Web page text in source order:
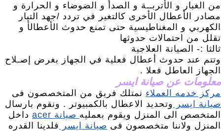
من الغبار و الأتربــة و الصدأ و الضوضاء و الحرارة و
مصادر الأعطال الأخرى كالتغير في تردد /جهد التيار
الكهربي و المغناطيسية حتى تمنع حدوث الأعطالأ و
تقلل من احتمالات حدوثها
ثالثا :- الصيانة العلاجية
وتتم عند حدوث أعطال فعلية في الجهاز بغرض إصـلاح
الجهاز العاطل فعلا .
معلومات عن صيانة ايسر
مركز خدمه العملاء نمتلك فريق من المتخصصون فى
صيانة ايسر وتحديد الاعطال بالكمبيوتر . ونقوم بارسال
المتخصص الى المنزل ويقوم بعمليه صيانة acer
داخل
المنزل ولاننا متخصصون فى صيانة ايسر فلدينا القدره